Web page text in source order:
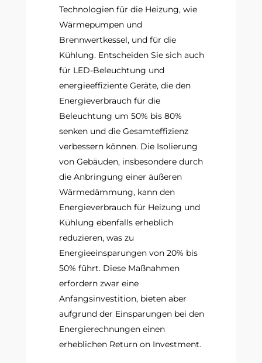
Technologien für die Heizung, wie
Wärmepumpen und
Brennwertkessel, und für die
Kühlung. Entscheiden Sie sich auch
für LED-Beleuchtung und
energieeffiziente Geräte, die den
Energieverbrauch für die
Beleuchtung um 50% bis 80%
senken und die Gesamteffizienz
verbessern können. Die Isolierung
von Gebäuden, insbesondere durch
die Anbringung einer äußeren
Wärmedämmung, kann den
Energieverbrauch für Heizung und
Kühlung ebenfalls erheblich
reduzieren, was zu
Energieeinsparungen von 20% bis
50% führt. Diese Maßnahmen
erfordern zwar eine
Anfangsinvestition, bieten aber
aufgrund der Einsparungen bei den
Energierechnungen einen
erheblichen Return on Investment.